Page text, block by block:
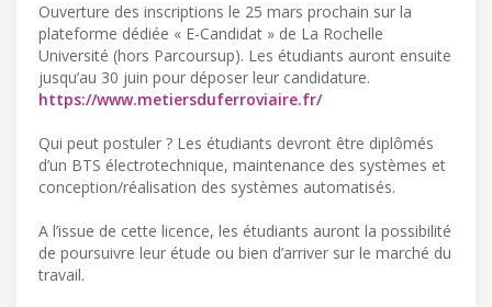
Ouverture des inscriptions le 25 mars prochain sur la
plateforme dédiée « E-Candidat » de La Rochelle
Université (hors Parcoursup). Les étudiants auront ensuite
jusqu’au 30 juin pour déposer leur candidature.
https://www.metiersduferroviaire.fr/
Qui peut postuler ? Les étudiants devront être diplômés
d’un BTS électrotechnique, maintenance des systèmes et
conception/réalisation des systèmes automatisés.
A l’issue de cette licence, les étudiants auront la possibilité
de poursuivre leur étude ou bien d’arriver sur le marché du
travail.